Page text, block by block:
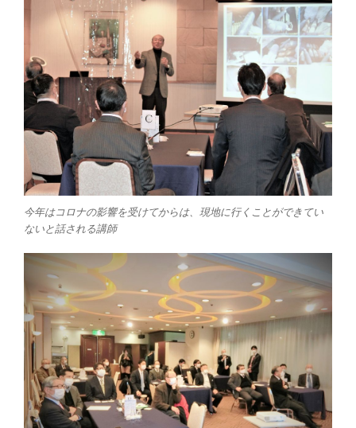
今年はコロナの影響を受けてからは、現地に行くことができてい
ないと話される講師